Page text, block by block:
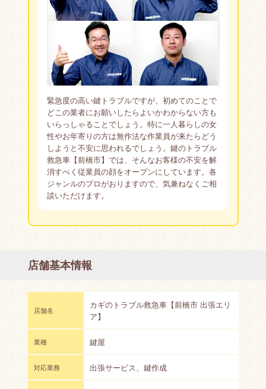
緊急度の高い鍵トラブルですが、初めてのことで
どこの業者にお願いしたらよいかわからない方も
いらっしゃることでしょう。特に一人暮らしの女
性やお年寄りの方は無作法な作業員が来たらどう
しようと不安に思われるでしょう。鍵のトラブル
救急車【前橋市】では、そんなお客様の不安を解
消すべく従業員の顔をオープンにしています。各
ジャンルのプロがおりますので、気兼ねなくご相
談いただけます。
店舗基本情報
店舗名
カギのトラブル救急車【前橋市 出張エリ
ア】
業種 鍵屋
対応業務 出張サービス、鍵作成